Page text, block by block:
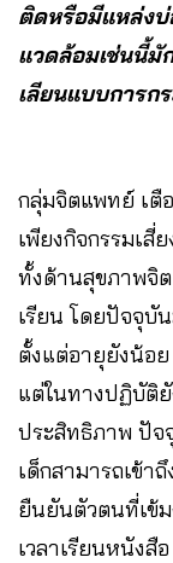
ติดหรือมีแหล่งบ่
แวดล้อมเช่นนี้มั
เลียนแบบการก
กลุ่มจิตแพทย์ เตื
เพียงกิจกรรมเสี่
ทั้งด้านสุขภาพจิ
เรียน โดยปัจจุบั
ตั้งแต่อายุยังน้อ
แต่ในทางปฏิบัติ
ประสิทธิภาพ ปัจ
เด็กสามารถเข้า
ยืนยันตัวตนที่เข้
เวลาเรียนหนังสือ